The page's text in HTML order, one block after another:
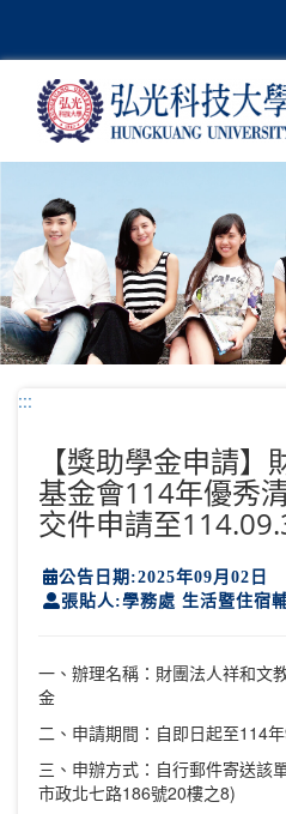
主
容
區
塊
:::
【獎助學金申請
基金會114年優秀
交件申請至
公告日期:2025年09月02日
張貼人:學務處 生活暨住宿
一、辦理名稱：財團法人祥和文
金
二、申請期間：自即日起至114
三、申辦方式：自行郵件寄送該
市政北七路186號20樓之8)